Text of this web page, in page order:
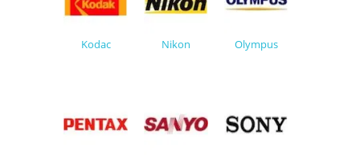
Kodac Nikon Olympus